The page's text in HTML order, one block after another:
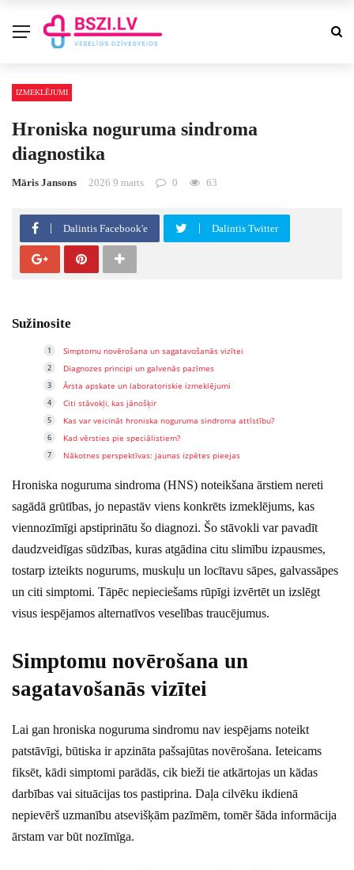
IZMEKLĒJUMI
Hroniska noguruma sindroma
diagnostika
Māris Jansons 2026 9 marts 0 63
Dalintis Facebook'e Dalintis Twitter
Sužinosite
Simptomu novērošana un sagatavošanās vizītei
Diagnozes principi un galvenās pazīmes
Ārsta apskate un laboratoriskie izmeklējumi
Citi stāvokļi, kas jānošķir
Kas var veicināt hroniska noguruma sindroma attīstību?
Kad vērsties pie speciālistiem?
Nākotnes perspektīvas: jaunas izpētes pieejas
Hroniska noguruma sindroma (HNS) noteikšana ārstiem nereti
sagādā grūtības, jo nepastāv viens konkrēts izmeklējums, kas
viennozīmīgi apstiprinātu šo diagnozi. Šo stāvokli var pavadīt
daudzveidīgas sūdzības, kuras atgādina citu slimību izpausmes,
tostarp izteikts nogurums, muskuļu un locītavu sāpes, galvassāpes
un citi simptomi. Tāpēc nepieciešams rūpīgi izvērtēt un izslēgt
visus iespējamos alternatīvos veselības traucējumus.
Simptomu novērošana un
sagatavošanās vizītei
Lai gan hroniska noguruma sindromu nav iespējams noteikt
patstāvīgi, būtiska ir apzināta pašsajūtas novērošana. Ieteicams
fiksēt, kādi simptomi parādās, cik bieži tie atkārtojas un kādas
darbības vai situācijas tos pastiprina. Daļa cilvēku ikdienā
nepievērš uzmanību atsevišķām pazīmēm, tomēr šāda informācija
ārstam var būt nozīmīga.